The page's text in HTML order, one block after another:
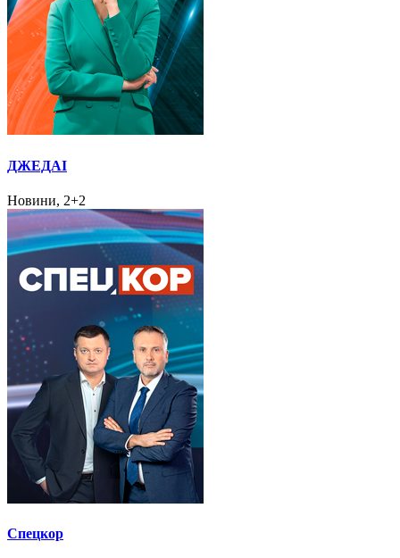
ДЖЕДАІ
Новини, 2+2
Спецкор